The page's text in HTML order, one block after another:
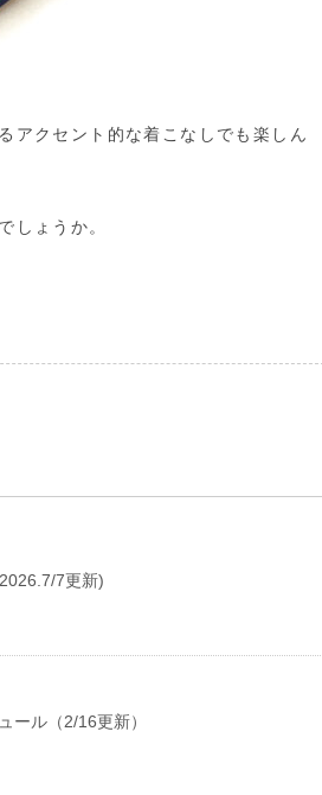
アクセント的な着こなしでも楽しん
しょうか。
7更新)
ル（2/16更新）